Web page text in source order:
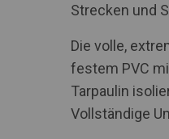
Strecken und
Die volle,
festem PVC
Tarpaulin
Vollständige